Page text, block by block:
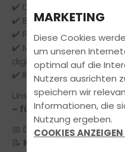
✔️ Dauer und Kosten –
✔️ Begleitetes Fahren ab 17
✔️ Prüfungsangst &
✔️ Moderne
digitale Lernsysteme)
✔️ Ihre Rolle als Eltern
Unser Ziel:Sicherheit,
– für Sie und Ihr Kind.
📅 Der Termin ist
📝 Keine Anmeldung
MARKETING
Diese Cookies
um unseren
optimal auf die
Nutzers ausrichten
speichern wir
Informationen, die
Nutzung ergeben.
COOKIES ANZEIGEN